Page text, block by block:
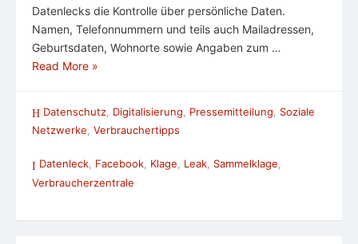
Datenlecks die Kontrolle über persönliche Daten.
Namen, Telefonnummern und teils auch Mailadressen,
Geburtsdaten, Wohnorte sowie Angaben zum …
Read More »
Datenschutz Digitalisierung Pressemitteilung
Soziale
Netzwerke, Verbrauchertipps
Datenleck, Facebook, Klage, Leak, Sammelklage,
Verbraucherzentrale